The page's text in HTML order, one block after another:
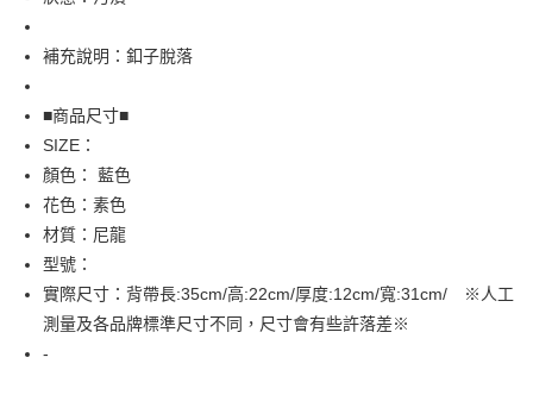
全盈+PAY
相關說明
AFTEE先享後付是「在收到商品之後才付款」的支付方式。 讓您購物簡單
便利好安心！
１．簡單：不需註冊會員、不需綁卡、不需儲值。
２．便利：只要手機號碼，簡訊認證，即可結帳。
３．安心：先確認商品／服務後，再付款。
【「AFTEE先享後付」結帳流程】
１．於結帳方式選擇「AFTEE先享後付」後，將跳轉至「AFTEE先享後付」
結帳頁面，進行簡訊認證並確認金額後，即可完成結帳。
運送方式
全家取貨付款
免運費
免運費
7-11取貨付款
補充說明：釦子脫落
■商品尺寸■
SIZE：
顏色： 藍色
花色：素色
材質：尼龍
型號：
實際尺寸：背帶長:35cm/高:22cm/厚度:12cm/寬:31cm/ ※人工
測量及各品牌標準尺寸不同，尺寸會有些許落差※
-